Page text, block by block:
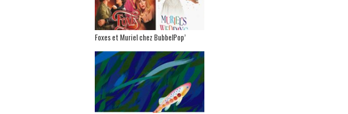
Foxes et Muriel chez BubbelPop’